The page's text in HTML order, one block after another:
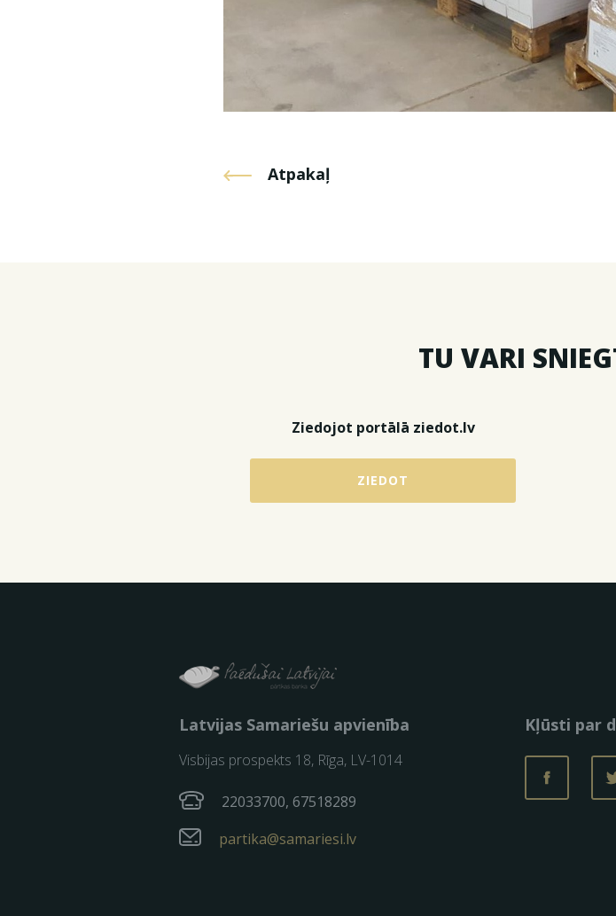
Atpakaļ
TU VARI
Ziedojot portālā ziedot.lv
ZIEDOT
Latvijas Samariešu apvienība
Visbijas prospekts 18, Rīga, LV-1014
22033700, 67518289
partika@samariesi.lv
Kļūsti par